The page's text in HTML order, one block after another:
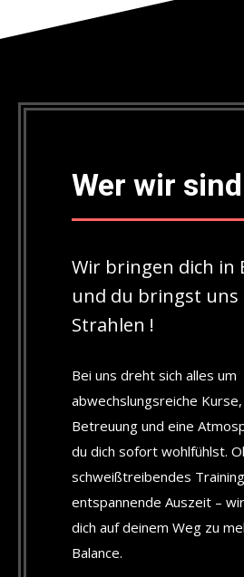
Wer wir
Wir bringen dich in
und du bringst uns
Strahlen !
Bei uns dreht sich alles um
abwechslungsreiche
Betreuung und eine
du dich sofort wohlfühlst.
schweißtreibendes
entspannende Auszeit –
dich auf deinem Weg zu
Balance.